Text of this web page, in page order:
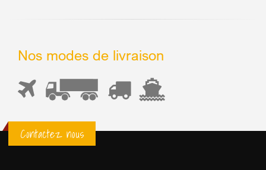
Nos modes de livraison
Contactez nous